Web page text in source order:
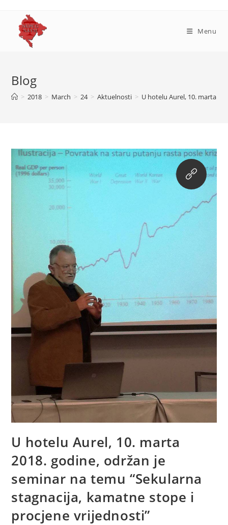
content
Menu
Blog
> 2018 > March > 24 > Aktuelnosti > U hotelu Aurel, 10. marta
U hotelu Aurel, 10. marta
2018. godine, održan je
seminar na temu “Sekularna
stagnacija, kamatne stope i
procjene vrijednosti”